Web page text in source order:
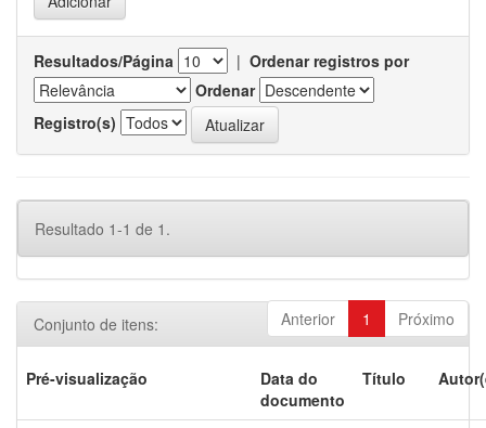
Resultados/Página | Ordenar registros por
Ordenar
Registro(s)
Resultado 1-1 de 1.
Anterior 1 Próximo
Conjunto de itens:
Pré-visualização
Data do
documento
Título